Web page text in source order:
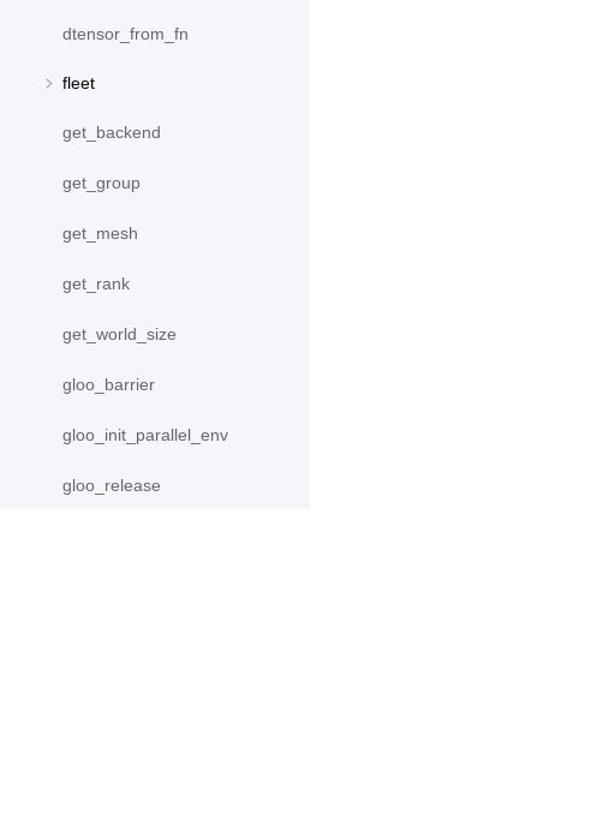
dtensor_from_fn
fleet
get_backend
get_group
get_mesh
get_rank
get_world_size
gloo_barrier
gloo_init_parallel_env
gloo_release